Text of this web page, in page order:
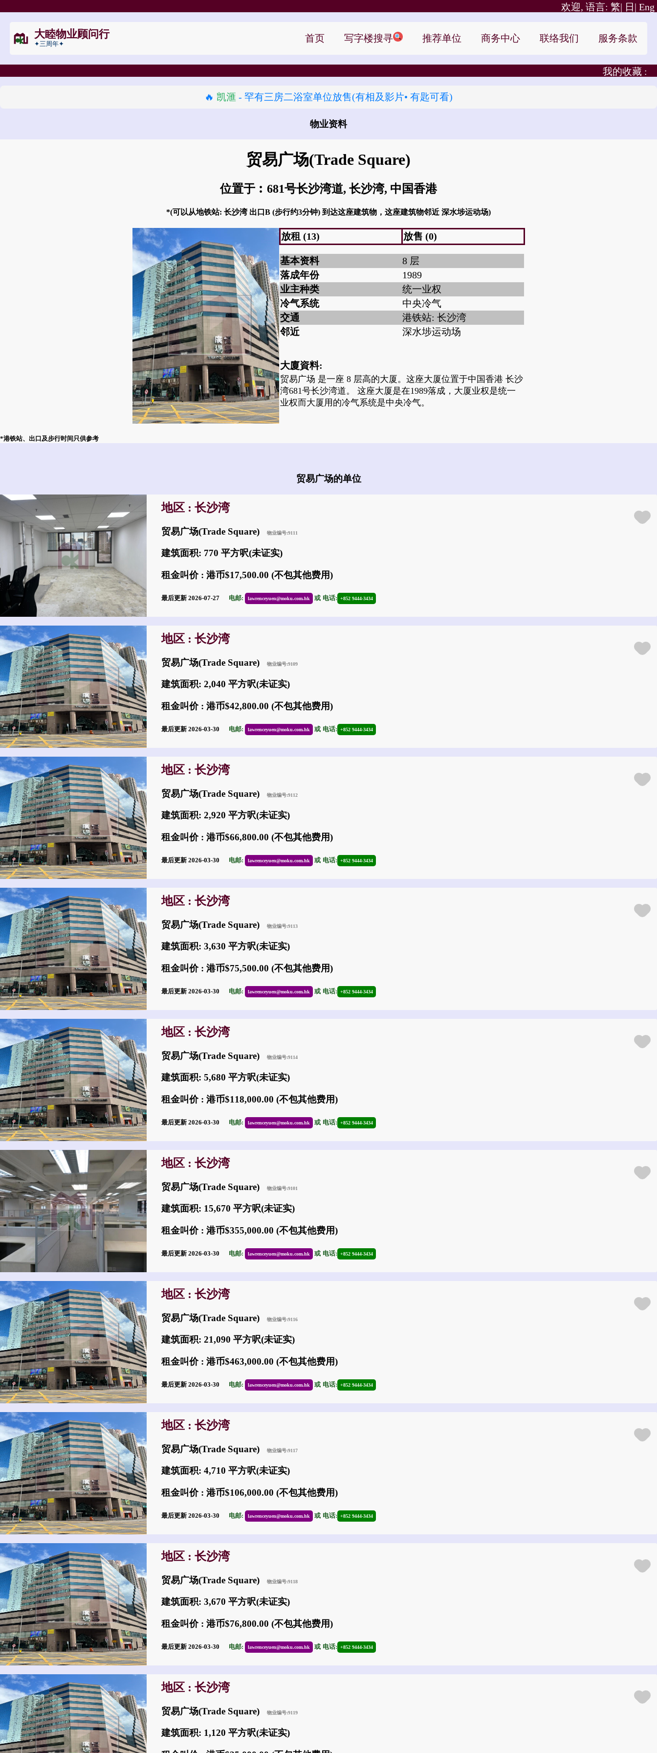
Eng
日|
欢迎, 语言: 繁|
大睦物业顾问行
✦三周年✦
首页 写字楼搜寻 推荐单位 商务中心 联络我们 服务条款
我的收藏 :
🔥 凯滙 - 罕有三房二浴室单位放售(有相及影片• 有匙可看)
物业资料
贸易广场(Trade Square)
位置于︰681号长沙湾道, 长沙湾, 中国香港
*(可以从地铁站: 长沙湾 出口B (步行约3分钟) 到达这座建筑物，这座建筑物邻近 深水埗运动场)
放租 (13) 放售 (0)
基本资料
8 层
落成年份
1989
业主种类
统一业权
冷气系统
中央冷气
交通
港铁站: 长沙湾
邻近
深水埗运动场
大廈資料:
贸易广场 是一座 8 层高的大厦。这座大厦位置于中国香港 长沙
湾681号长沙湾道。 这座大厦是在1989落成，大厦业权是统一
业权而大厦用的冷气系统是中央冷气。
*港铁站、出口及步行时间只供参考
贸易广场的单位
地区 : 长沙湾
贸易广场(Trade Square) 物业编号:9111
建筑面积: 770 平方呎(未证实)
租金叫价 : 港币$17,500.00 (不包其他费用)
最后更新 2026-07-27 电邮: lawrenceyuen@moku.com.hk 或 电话: +852 9444-3434
地区 : 长沙湾
贸易广场(Trade Square) 物业编号:9109
建筑面积: 2,040 平方呎(未证实)
租金叫价 : 港币$42,800.00 (不包其他费用)
最后更新 2026-03-30 电邮: lawrenceyuen@moku.com.hk 或 电话: +852 9444-3434
地区 : 长沙湾
贸易广场(Trade Square) 物业编号:9112
建筑面积: 2,920 平方呎(未证实)
租金叫价 : 港币$66,800.00 (不包其他费用)
最后更新 2026-03-30 电邮: lawrenceyuen@moku.com.hk 或 电话: +852 9444-3434
地区 : 长沙湾
贸易广场(Trade Square) 物业编号:9113
建筑面积: 3,630 平方呎(未证实)
租金叫价 : 港币$75,500.00 (不包其他费用)
最后更新 2026-03-30 电邮: lawrenceyuen@moku.com.hk 或 电话: +852 9444-3434
地区 : 长沙湾
贸易广场(Trade Square) 物业编号:9114
建筑面积: 5,680 平方呎(未证实)
租金叫价 : 港币$118,000.00 (不包其他费用)
最后更新 2026-03-30 电邮: lawrenceyuen@moku.com.hk 或 电话: +852 9444-3434
地区 : 长沙湾
贸易广场(Trade Square) 物业编号:9101
建筑面积: 15,670 平方呎(未证实)
租金叫价 : 港币$355,000.00 (不包其他费用)
最后更新 2026-03-30 电邮: lawrenceyuen@moku.com.hk 或 电话: +852 9444-3434
地区 : 长沙湾
贸易广场(Trade Square) 物业编号:9116
建筑面积: 21,090 平方呎(未证实)
租金叫价 : 港币$463,000.00 (不包其他费用)
最后更新 2026-03-30 电邮: lawrenceyuen@moku.com.hk 或 电话: +852 9444-3434
地区 : 长沙湾
贸易广场(Trade Square) 物业编号:9117
建筑面积: 4,710 平方呎(未证实)
租金叫价 : 港币$106,000.00 (不包其他费用)
最后更新 2026-03-30 电邮: lawrenceyuen@moku.com.hk 或 电话: +852 9444-3434
地区 : 长沙湾
贸易广场(Trade Square) 物业编号:9118
建筑面积: 3,670 平方呎(未证实)
租金叫价 : 港币$76,800.00 (不包其他费用)
最后更新 2026-03-30 电邮: lawrenceyuen@moku.com.hk 或 电话: +852 9444-3434
地区 : 长沙湾
贸易广场(Trade Square) 物业编号:9119
建筑面积: 1,120 平方呎(未证实)